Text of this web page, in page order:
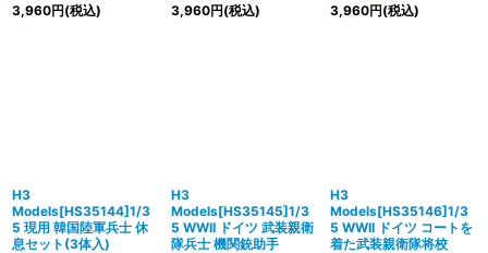
3,960円(税込)
3,960円(税込)
3,960円(税込)
H3
Models[HS35144]1/3
5 現用 韓国陸軍兵士 休
息セット(3体入)
H3
Models[HS35145]1/3
5 WWII ドイツ 武装親衛
隊兵士 機関銃助手
H3
Models[HS35146]1/3
5 WWII ドイツ コートを
着た武装親衛隊将校